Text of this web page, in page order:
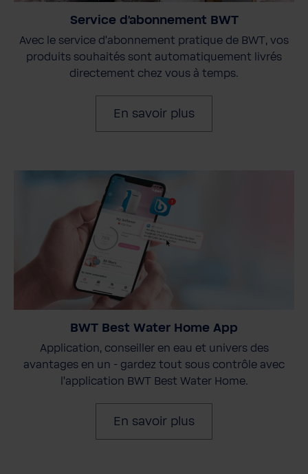
Service d'abonnement BWT
Avec le service d'abonnement pratique de BWT, vos
produits souhaités sont automatiquement livrés
directement chez vous à temps.
En savoir plus
BWT Best Water Home App
Application, conseiller en eau et univers des
avantages en un - gardez tout sous contrôle avec
l'application BWT Best Water Home.
En savoir plus